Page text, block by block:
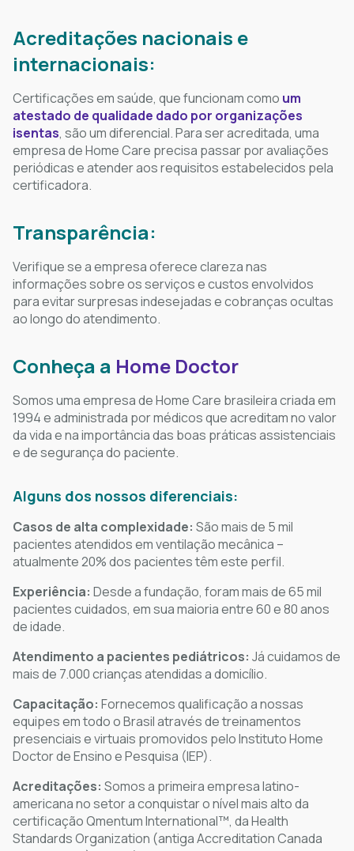
Acreditações nacionais e
internacionais:
Certificações em saúde, que funcionam como um
atestado de qualidade dado por organizações
isentas, são um diferencial. Para ser acreditada, uma
empresa de Home Care precisa passar por avaliações
periódicas e atender aos requisitos estabelecidos pela
certificadora.
Transparência:
Verifique se a empresa oferece clareza nas
informações sobre os serviços e custos envolvidos
para evitar surpresas indesejadas e cobranças ocultas
ao longo do atendimento.
Conheça a Home Doctor
Somos uma empresa de Home Care brasileira criada em
1994 e administrada por médicos que acreditam no valor
da vida e na importância das boas práticas assistenciais
e de segurança do paciente.
Alguns dos nossos diferenciais:
Casos de alta complexidade: São mais de 5 mil
pacientes atendidos em ventilação mecânica –
atualmente 20% dos pacientes têm este perfil.
Experiência: Desde a fundação, foram mais de 65 mil
pacientes cuidados, em sua maioria entre 60 e 80 anos
de idade.
Atendimento a pacientes pediátricos: Já cuidamos de
mais de 7.000 crianças atendidas a domicílio.
Capacitação: Fornecemos qualificação a nossas
equipes em todo o Brasil através de treinamentos
presenciais e virtuais promovidos pelo Instituto Home
Doctor de Ensino e Pesquisa (IEP).
Acreditações: Somos a primeira empresa latino-
americana no setor a conquistar o nível mais alto da
certificação Qmentum International™, da Health
Standards Organization (antiga Accreditation Canada